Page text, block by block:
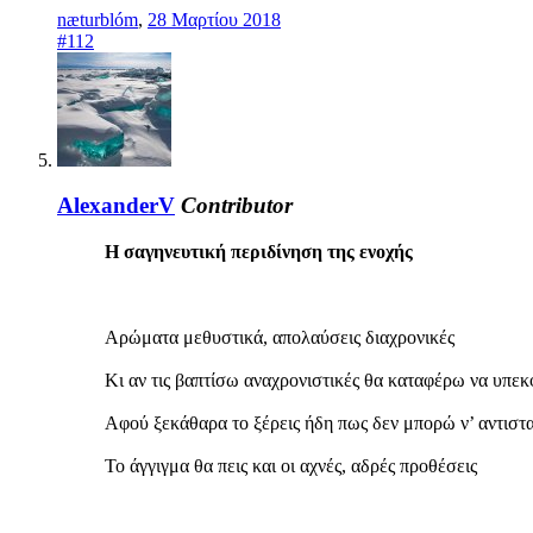
næturblóm, 28 Μαρτίου 2018
#112
AlexanderV Contributor
Η σαγηνευτική περιδίνηση της ενοχής
Αρώματα μεθυστικά, απολαύσεις διαχρονικές
Κι αν τις βαπτίσω αναχρονιστικές θα καταφέρω να
Αφού ξεκάθαρα το ξέρεις ήδη πως δεν μπορώ ν’
Το άγγιγμα θα πεις και οι αχνές, αδρές προθέσεις